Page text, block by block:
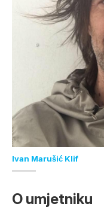
Ivan Marušić Klif
O umjetniku